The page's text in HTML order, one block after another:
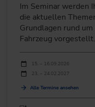
Im Seminar werden
die aktuellen
Grundlagen rund
Fahrzeug vorgestellt.
Durchführungen
Veranstaltungsdatum
15. – 16.09.2026
23. – 24.02.2027
Alle Termine ansehen